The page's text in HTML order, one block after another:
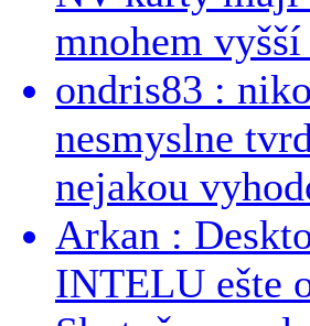
mnohem
ondris83 :
nesmyslne
nejakou
Arkan :
INTELU ešte